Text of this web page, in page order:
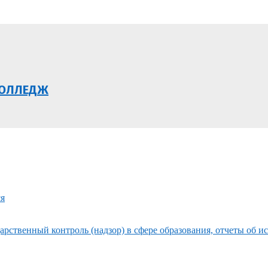
контроль (надзор) в сфере образования, отчеты